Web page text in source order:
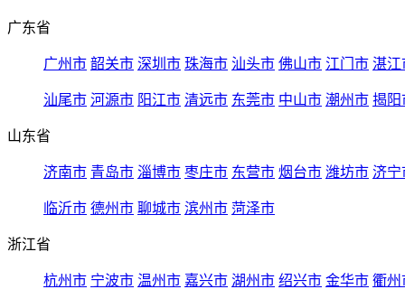
广东省
广州市 韶关市 深圳市 珠海市 汕头市 佛山市 江门市 湛江
汕尾市 河源市 阳江市 清远市 东莞市 中山市 潮州市 揭阳
山东省
济南市 青岛市 淄博市 枣庄市 东营市 烟台市 潍坊市 济宁
临沂市 德州市 聊城市 滨州市 菏泽市
浙江省
杭州市 宁波市 温州市 嘉兴市 湖州市 绍兴市 金华市 衢州